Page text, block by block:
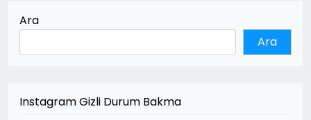
Ara
Ara
Instagram Gizli Durum Bakma